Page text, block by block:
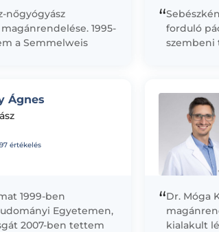
nőgyógyász
1995-
a Semmelweis
“forduló
szembeni
Ágnes
értékelés
1999-ben
Egyetemen,
2007-ben tettem
“Dr. Móga
kialakult